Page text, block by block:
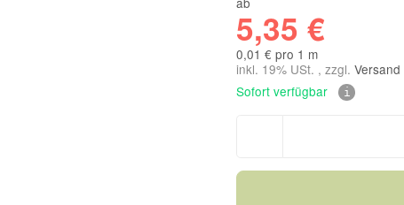
5,35 €
0,01 € pro 1 m
inkl. 19% USt. , zzgl. Versand
Sofort verfügbar